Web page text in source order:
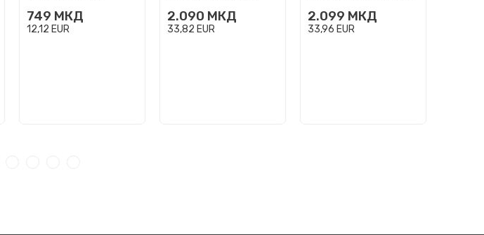
749 МКД
12,12 EUR
Race Car
2.090 МКД
33,82 EUR
Sports Car
2.099 МКД
33,96 EUR